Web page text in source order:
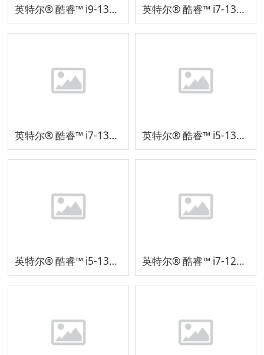
英特尔® 酷睿™ i9-13900HX 处理器 英特尔® 酷睿™ i7-13700HX 处理器
英特尔® 酷睿™ i7-13650HX 处理器 英特尔® 酷睿™ i5-13500HX 处理器
英特尔® 酷睿™ i5-13450HX 处理器 英特尔® 酷睿™ i7-12850HX 处理器